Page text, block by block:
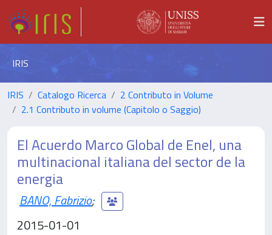
IRIS
IRIS Catalogo Ricerca
2 Contributo in Volume
2.1 Contributo in volume (Capitolo o Saggio)
El Acuerdo Marco Global de Enel, una
multinacional italiana del sector de la
energia
BANO, Fabrizio;
2015-01-01